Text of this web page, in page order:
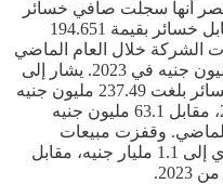
أنها سجلت صافي خسائر
بلغ 382.4 مليون جنيه خلال 2024، مقابل خسائر بقيمة 194.651
مبيعات الشركة خلال العام الماضي
إلى 1.67 مليار جنيه، مقابل 879.52 مليون جنيه في 2023. يشار إلى
أن جنوب الوادي للأسمنت، سجلت خسائر بلغت 237.49 مليون جنيه
منذ بداية يناير حتى نهاية سبتمبر 2024، مقابل 63.1 مليون جنيه
وقفزت مبيعات
الأسمنت خلال الفترة من العام الجاري إلى 1.1 مليار جنيه، مقابل